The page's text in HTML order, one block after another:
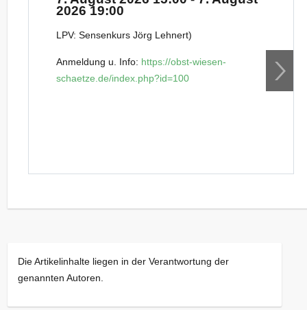
2026 19:00
LPV: Sensenkurs Jörg Lehnert)
Anmeldung u. Info: https://obst-wiesen-
schaetze.de/index.php?id=100
Die Artikelinhalte liegen in der Verantwortung der
genannten Autoren.